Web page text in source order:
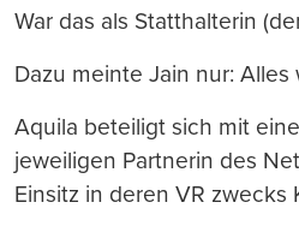
War das als Statthalterin
Dazu meinte Jain nur: Alles
Aquila beteiligt sich mit
jeweiligen Partnerin des
Einsitz in deren VR zwecks